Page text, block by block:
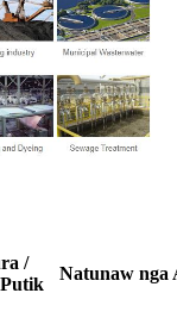
/
Natunaw nga